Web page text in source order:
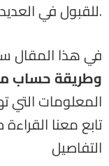
للقبول في العديد من الجامعات.
في هذا المقال
وطريقة حساب
المعلومات التي
تابع معنا
التفاصيل